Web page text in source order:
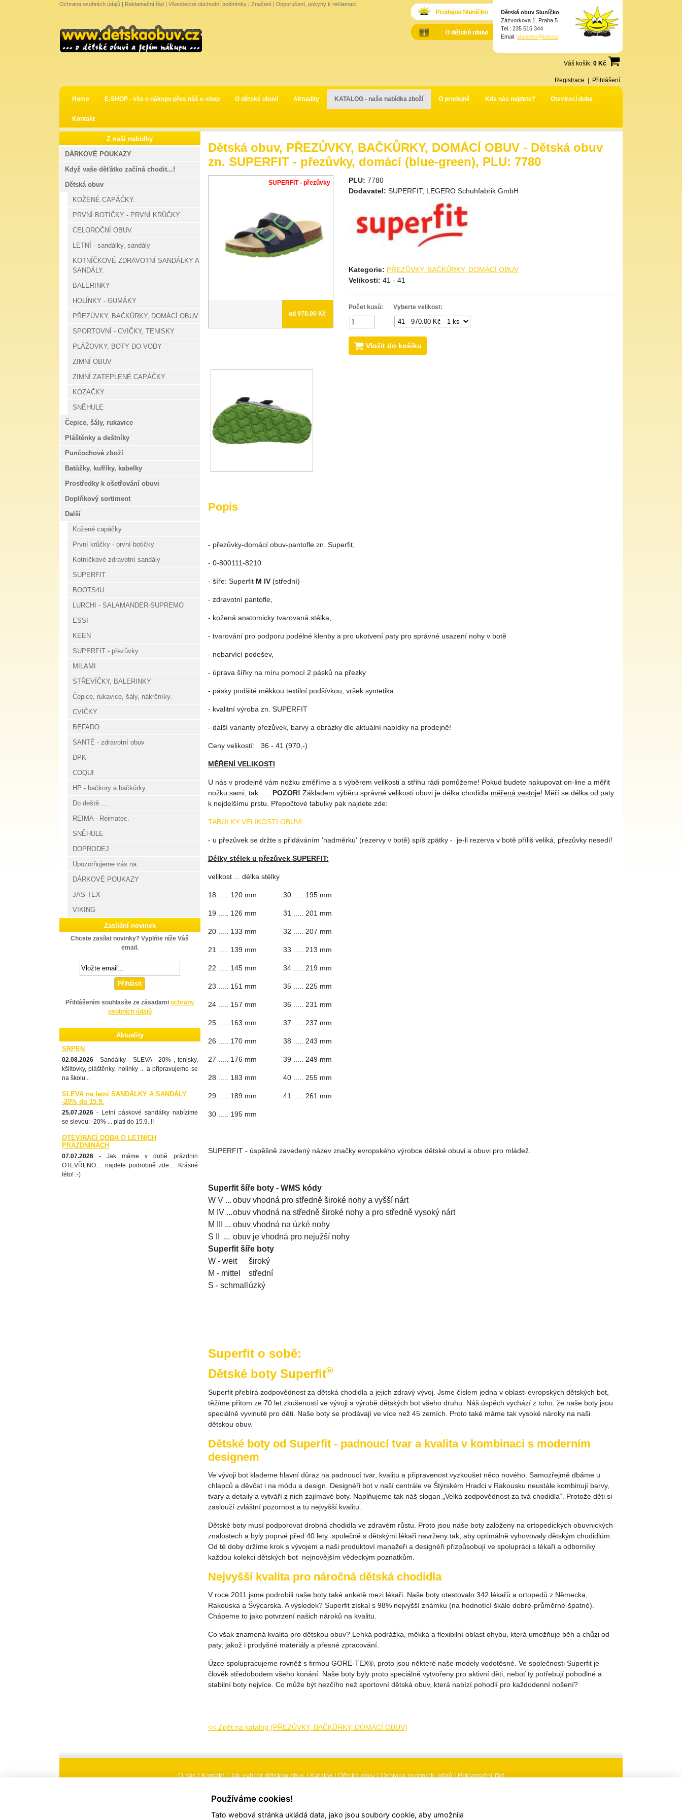
Ochrana osobních údajů | Reklamační řád | Všeobecné obchodní podmínky | Značení | Doporučení, pokyny k reklamaci
Dětská obuv Sluníčko
Zázvorkova 1, Praha 5
Tel.: 235 515 344
Email: slunicko@tori.cz
Váš košík: 0 Kč
Registrace Přihlášení
Home E-SHOP - vše o nákupu přes náš e-shop O dětské obuvi Aktuality KATALOG - naše nabídka zboží O prodejně Kde nás najdete? Otevírací doba
Kontakt
Dětská obuv, PŘEZŮVKY, BAČKŮRKY, DOMÁCÍ OBUV - Dětská obuv
zn. SUPERFIT - přezůvky, domácí (blue-green), PLU: 7780
SUPERFIT - přezůvky
od 970.00 Kč
PLU: 7780
Dodavatel: SUPERFIT, LEGERO Schuhfabrik GmbH
Kategorie: PŘEZŮVKY, BAČKŮRKY, DOMÁCÍ OBUV
Velikosti: 41 - 41
Počet kusů: Vyberte velikost:
Vložit do košíku
Popis
- přezůvky-domácí obuv-pantofle zn. Superfit,
- 0-800111-8210
- šíře: Superfit M IV(střední)
- zdravotní pantofle,
- kožená anatomicky tvarovaná stélka,
- tvarování pro podporu podélné klenby a pro ukotvení paty pro správné usazení nohy v botě
- nebarvící podešev,
- úprava šířky na míru pomocí 2 pásků na přezky
- pásky podšité měkkou textilní podšívkou, vršek syntetika
- kvalitní výroba zn. SUPERFIT
- další varianty přezůvek, barvy a obrázky dle aktuální nabídky na prodejně!
Ceny velikostí: 36 - 41 (970,-)
MĚŘENÍ VELIKOSTI
U nás v prodejně vám nožku změříme a s výběrem velikosti a střihu rádi pomůžeme! Pokud budete nakupovat on-line a měřit
nožku sami, tak ..... POZOR! Základem výběru správné velikosti obuvi je délka chodidla měřená vestoje! Měří se délka od paty
k nejdelšímu prstu. Přepočtové tabulky pak najdete zde:
TABULKY VELIKOSTÍ OBUVI
- u přezůvek se držte s přidáváním 'nadměrku' (rezervy v botě) spíš zpátky - je-li rezerva v botě příliš veliká, přezůvky nesedí!
Délky stélek u přezůvek SUPERFIT:
velikost ... délka stélky
18 ..... 120 mm 30 ..... 195 mm
19 ..... 126 mm 31 ..... 201 mm
20 ..... 133 mm 32 ..... 207 mm
21 ..... 139 mm 33 ..... 213 mm
22 ..... 145 mm 34 ..... 219 mm
23 ..... 151 mm 35 ..... 225 mm
24 ..... 157 mm 36 ..... 231 mm
25 ..... 163 mm 37 ..... 237 mm
26 ..... 170 mm 38 ..... 243 mm
27 ..... 176 mm 39 ..... 249 mm
28 ..... 183 mm 40 ..... 255 mm
29 ..... 189 mm 41 ..... 261 mm
30 ..... 195 mm
SUPERFIT - úspěšně zavedený název značky evropského výrobce dětské obuvi a obuvi pro mládež.
Superfit šíře boty - WMS kódy
W V ... obuv vhodná pro středně široké nohy a vyšší nárt
M IV ...obuv vhodná na středně široké nohy a pro středně vysoký nárt
M III ... obuv vhodná na úzké nohy
S II ... obuv je vhodná pro nejužší nohy
Superfit šíře boty
W - weit
široký
M - mittel
střední
S - schmall
úzký
Superfit o sobě:
Dětské boty Superfit®
Superfit přebírá zodpovědnost za dětská chodidla a jejich zdravý vývoj. Jsme číslem jedna v oblasti evropských dětských bot,
těžíme přitom ze 70 let zkušeností ve vývoji a výrobě dětských bot všeho druhu. Náš úspěch vychází z toho, že naše boty jsou
speciálně vyvinuté pro děti. Naše boty se prodávají ve více než 45 zemích. Proto také máme tak vysoké nároky na naši
dětskou obuv.
Dětské boty od Superfit - padnoucí tvar a kvalita v kombinaci s moderním
designem
Ve vývoji bot klademe hlavní důraz na padnoucí tvar, kvalitu a připravenost vyzkoušet něco nového. Samozřejmě dbáme u
chlapců a děvčat i na módu a design. Designéři bot v naší centrále ve Štýrském Hradci v Rakousku neustále kombinují barvy,
tvary a detaily a vytváří z nich zajímavé boty. Naplňujeme tak náš slogan „Velká zodpovědnost za tvá chodidla“. Protože děti si
zaslouží zvláštní pozornost a tu nejvyšší kvalitu.
Dětské boty musí podporovat drobná chodidla ve zdravém růstu. Proto jsou naše boty založeny na ortopedických obuvnických
znalostech a byly poprvé před 40 lety společně s dětskými lékaři navrženy tak, aby optimálně vyhovovaly dětským chodidlům.
Od té doby držíme krok s vývojem a naši produktoví manažeři a designéři přizpůsobují ve spolupráci s lékaři a odborníky
každou kolekci dětských bot nejnovějším vědeckým poznatkům.
Nejvyšší kvalita pro náročná dětská chodidla
V roce 2011 jsme podrobili naše boty také anketě mezi lékaři. Naše boty otestovalo 342 lékařů a ortopedů z Německa,
Rakouska a Švýcarska. A výsledek? Superfit získal s 98% nejvyšší známku (na hodnotící škále dobré-průměrné-špatné).
Chápeme to jako potvrzení našich nároků na kvalitu.
Co však znamená kvalita pro dětskou obuv? Lehká podrážka, měkká a flexibilní oblast ohybu, která umožňuje běh a chůzi od
paty, jakož i prodyšné materiály a přesné zpracování.
Úzce spolupracujeme rovněž s firmou GORE-TEX®, proto jsou některé naše modely vodotěsné. Ve společnosti Superfit je
člověk středobodem všeho konání. Naše boty byly proto speciálně vytvořeny pro aktivní děti, neboť ty potřebují pohodlné a
stabilní boty nejvíce. Co může být hezčího než sportovní dětská obuv, která nabízí pohodlí pro každodenní nošení?
<< Zpět na katalog (PŘEZŮVKY, BAČKŮRKY, DOMÁCÍ OBUV)
Z naší nabídky
DÁRKOVÉ POUKAZY
Když vaše děťátko začíná chodit...!
Dětská obuv
KOŽENÉ CAPÁČKY.
PRVNÍ BOTIČKY - PRVNÍ KRŮČKY
CELOROČNÍ OBUV
LETNÍ - sandálky, sandály
KOTNÍČKOVÉ ZDRAVOTNÍ SANDÁLKY A
SANDÁLY.
BALERINKY
HOLÍNKY - GUMÁKY
PŘEZŮVKY, BAČKŮRKY, DOMÁCÍ OBUV
SPORTOVNÍ - CVIČKY, TENISKY
PLÁŽOVKY, BOTY DO VODY
ZIMNÍ OBUV
ZIMNÍ ZATEPLENÉ CAPÁČKY
KOZAČKY
SNĚHULE
Čepice, šály, rukavice
Pláštěnky a deštníky
Punčochové zboží
Batůžky, kufříky, kabelky
Prostředky k ošetřování obuvi
Doplňkový sortiment
Další
Kožené capáčky
První krůčky - první botičky
Kotníčkové zdravotní sandály
SUPERFIT
BOOTS4U
LURCHI - SALAMANDER-SUPREMO
ESSI
KEEN
SUPERFIT - přezůvky
MILAMI
STŘEVÍČKY, BALERINKY
Čepice, rukavice, šály, nákrčníky.
CVIČKY
BEFADO
SANTÉ - zdravotní obuv
DPK
COQUI
HP - bačkory a bačkůrky.
Do deště.....
REIMA - Reimatec.
SNĚHULE
DOPRODEJ
Upozorňujeme vás na:
DÁRKOVÉ POUKAZY
JAS-TEX
VIKING
Zasílání novinek
Chcete zasílat novinky? Vyplňte níže Váš
email.
Přihlásit
Přihlášením souhlasíte ze zásadami ochrany
osobních údajů
Aktuality
SRPEN
02.08.2026 - Sandálky - SLEVA - 20% , tenisky,
kšiltovky, pláštěnky, holinky ... a připravujeme se
na školu...
SLEVA na letní SANDÁLKY A SANDÁLY
-20% do 15.9.
25.07.2026 - Letní páskové sandálky nabízíme
se slevou: -20% ... platí do 15.9. !!
OTEVÍRACÍ DOBA O LETNÍCH
PRÁZDNINÁCH
07.07.2026 - Jak máme v době prázdnin
OTEVŘENO.... najdete podrobně zde:... Krásné
léto! :-)
O nás|Kontakt|Jak vybírat dětskou obuv|Katalog|Dětská obuv|Ochrana osobních údajů|Reklamační řád
© 2026TORI, s.r.o.| Všechna práva vyhrazena | Web vytvořilhudym.com
Používáme cookies!
Tato webová stránka ukládá data, jako jsou soubory cookie, aby umožnila